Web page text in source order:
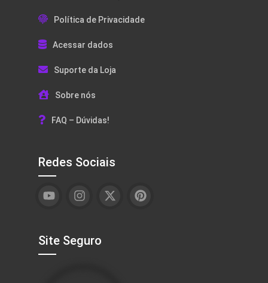
Política de Privacidade
Acessar dados
Suporte da Loja
Sobre nós
FAQ – Dúvidas!
Redes Sociais
Site Seguro